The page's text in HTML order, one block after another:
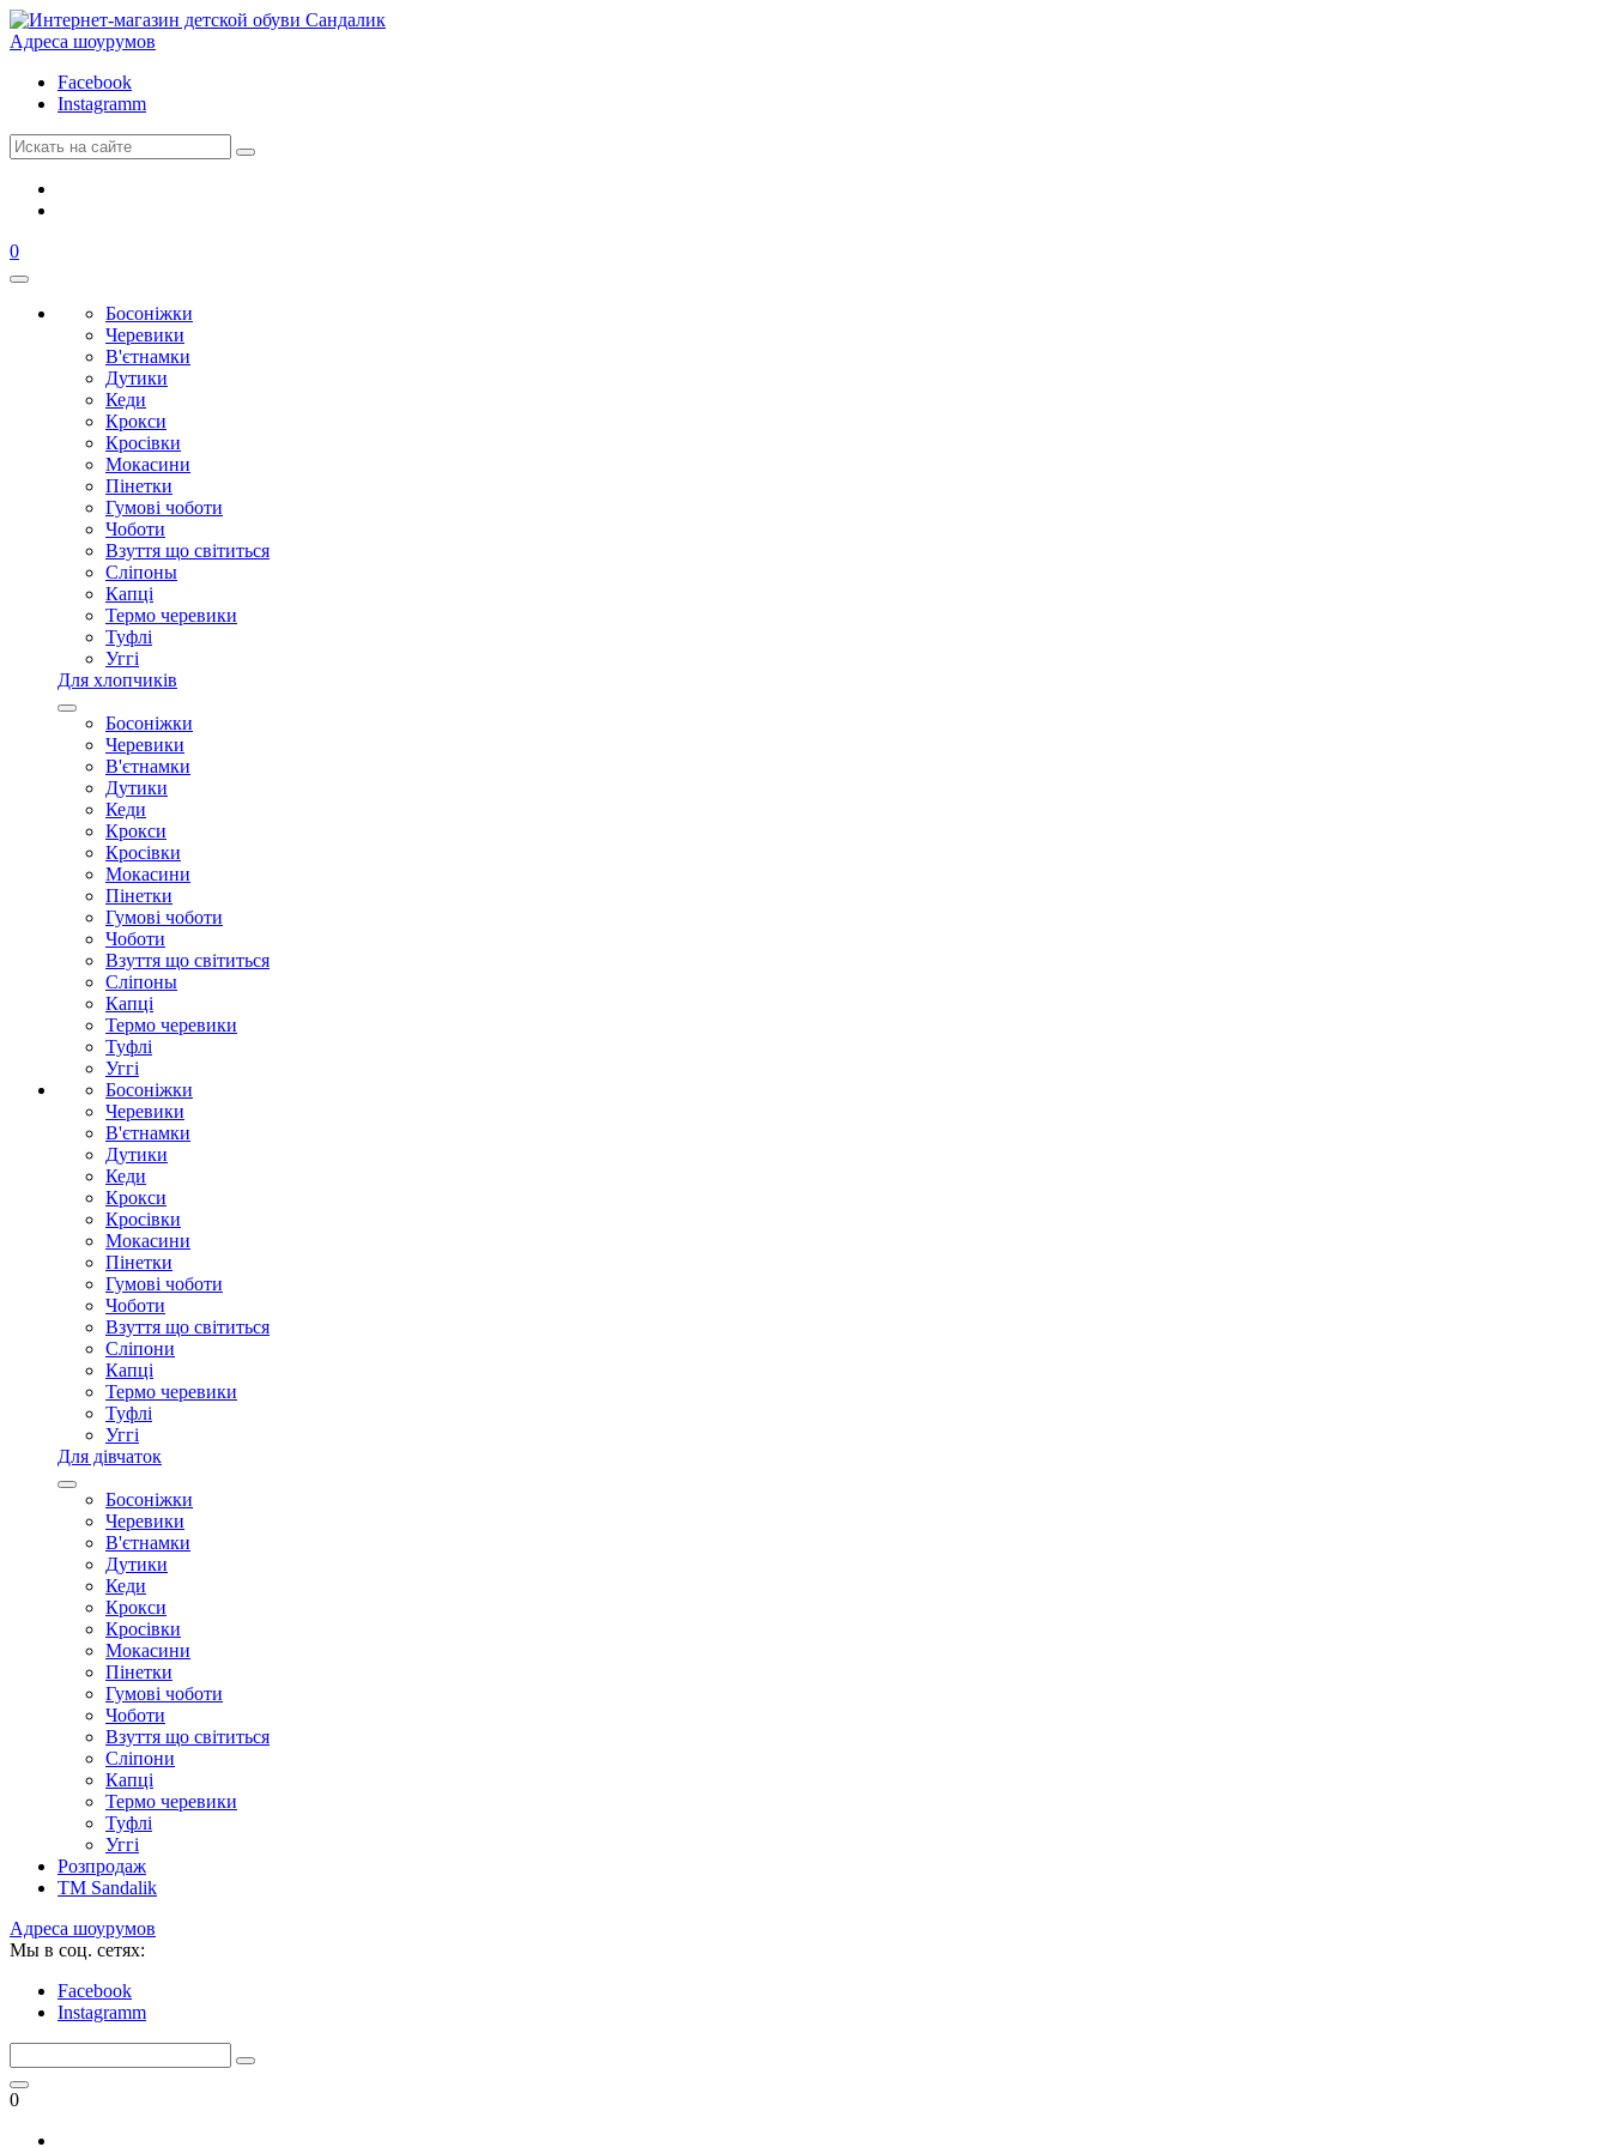
Адреса шоурумов
Facebook
Instagramm
0
Босоніжки
Черевики
В'єтнамки
Дутики
Кеди
Крокси
Кросівки
Мокасини
Пінетки
Гумові чоботи
Чоботи
Взуття що світиться
Сліпоны
Капці
Термо черевики
Туфлі
Уггі
Для хлопчиків
Босоніжки
Черевики
В'єтнамки
Дутики
Кеди
Крокси
Кросівки
Мокасини
Пінетки
Гумові чоботи
Чоботи
Взуття що світиться
Сліпоны
Капці
Термо черевики
Туфлі
Уггі
Босоніжки
Черевики
В'єтнамки
Дутики
Кеди
Крокси
Кросівки
Мокасини
Пінетки
Гумові чоботи
Чоботи
Взуття що світиться
Сліпони
Капці
Термо черевики
Туфлі
Уггі
Для дівчаток
Босоніжки
Черевики
В'єтнамки
Дутики
Кеди
Крокси
Кросівки
Мокасини
Пінетки
Гумові чоботи
Чоботи
Взуття що світиться
Сліпони
Капці
Термо черевики
Туфлі
Уггі
Розпродаж
TM Sandalik
Адреса шоурумов
Мы в соц. сетях:
Facebook
Instagramm
0